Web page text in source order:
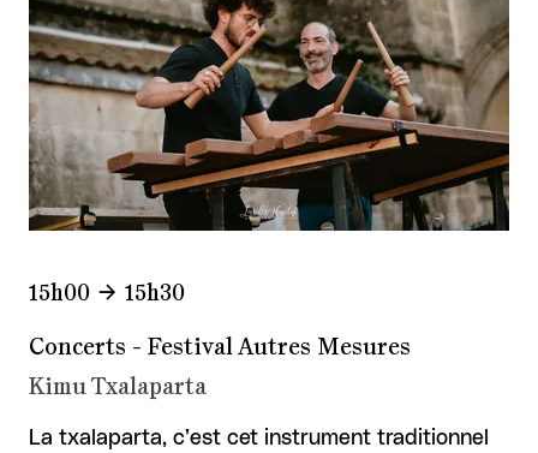
Concerts - Festival Autres Mesures
Kimu Txalaparta
15h00 15h30
La txalaparta, c’est cet instrument traditionnel